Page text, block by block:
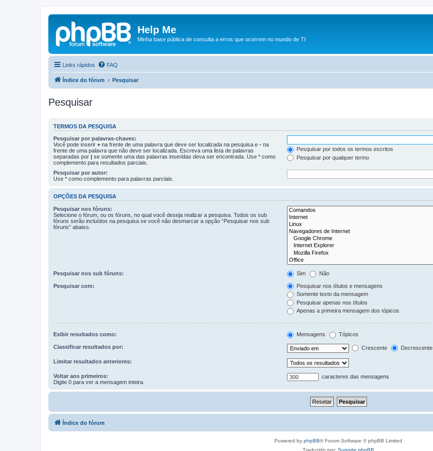
Help Me
Minha base pública de consulta a erros que ocorrem no mundo de TI
Links rápidos FAQ
Índice do fórum Pesquisar
Pesquisar
TERMOS DA PESQUISA
Pesquisar por palavras-chaves:
Você pode inserir + na frente de uma palavra que deve ser localizada na pesquisa e - na
frente de uma palavra que não deve ser localizada. Escreva uma lista de palavras
separadas por | se somente uma das palavras inseridas deva ser encontrada. Use * como
complemento para resultados parciais.
Pesquisar por todos os termos escritos
Pesquisar por qualquer termo
Pesquisar por autor:
Use * como complemento para palavras parciais.
OPÇÕES DA PESQUISA
Pesquisar nos fóruns:
Selecione o fórum, ou os fóruns, no qual você deseja realizar a pesquisa. Todos os sub
fóruns serão incluídos na pesquisa se você não desmarcar a opção “Pesquisar nos sub
fóruns“ abaixo.
Pesquisar nos sub fóruns: Sim Não
Pesquisar com:
Pesquisar nos títulos e mensagens
Somente texto da mensagem
Pesquisar apenas nos títulos
Apenas a primeira mensagem dos tópicos
Exibir resultados como: Mensagens Tópicos
Classificar resultados por: Crescente Decrescente
Limitar resultados anteriores:
Voltar aos primeiros:
Digite 0 para ver a mensagem inteira.
caracteres das mensagens
Índice do fórum
Powered by phpBB® Forum Software © phpBB Limited
Traduzido por: Suporte phpBB